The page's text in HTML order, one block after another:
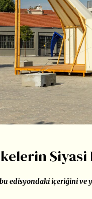
edisyondaki içeriğini ve